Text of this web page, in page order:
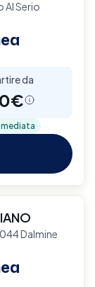
Al Serio
da
Dalmine